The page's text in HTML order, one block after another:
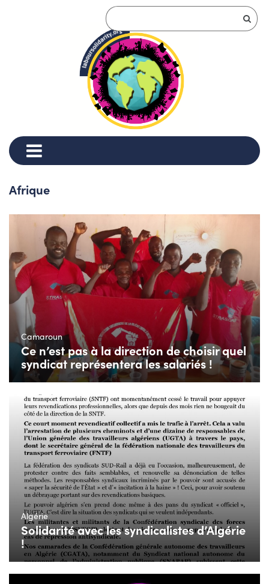
Afrique
Camaroun
Ce n’est pas à la direction de choisir quel
syndicat représentera les salariés !
Algérie
Solidarité avec les syndicalistes d’Algérie
!